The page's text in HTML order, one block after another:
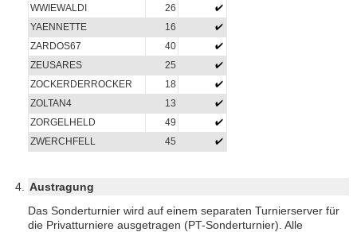
WWIEWALDI
26
YAENNETTE
16
ZARDOS67
40
ZEUSARES
25
ZOCKERDERROCKER
18
ZOLTAN4
13
ZORGELHELD
49
ZWERCHFELL
45
Austragung
Das Sonderturnier wird auf einem separaten Turnierserver für
die Privatturniere ausgetragen (PT-Sonderturnier). Alle